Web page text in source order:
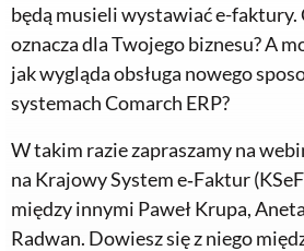
będą musieli wystawiać e-faktury.
oznacza dla Twojego biznesu? A
jak wygląda obsługa nowego
systemach Comarch ERP?
W takim razie zapraszamy na
na Krajowy System e‑Faktur
między innymi Paweł Krupa,
Radwan. Dowiesz się z niego